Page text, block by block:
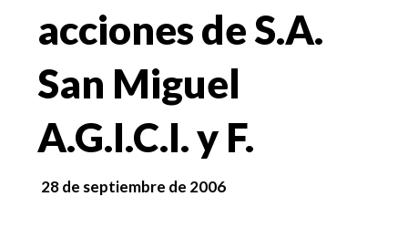
acciones de S.A.
San Miguel
A.G.I.C.I. y F.
28 de septiembre de 2006